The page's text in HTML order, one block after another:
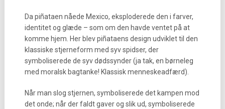
Da piñataen nåede Mexico, eksploderede den i farver,
identitet og glæde – som om den havde ventet på at
komme hjem. Her blev piñataens design udviklet til den
klassiske stjerneform med syv spidser, der
symboliserede de syv dødssynder (ja tak, en børneleg
med moralsk bagtanke! Klassisk menneskeadfærd).
Når man slog stjernen, symboliserede det kampen mod
det onde; når der faldt gaver og slik ud, symboliserede